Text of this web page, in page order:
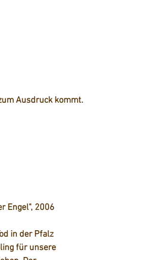
Ausdruck kommt.
Engel", 2006
in der Pfalz
für unsere